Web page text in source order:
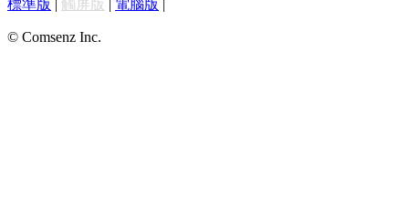
標準版 | 觸屏版 | 電腦版 |
© Comsenz Inc.